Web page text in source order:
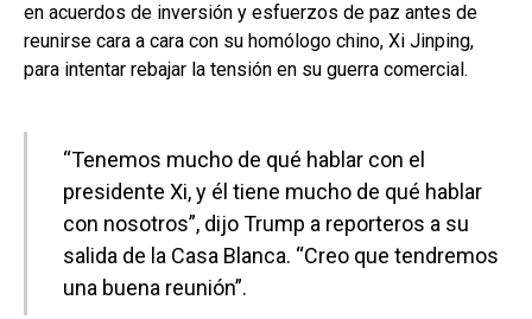
en acuerdos de inversión y esfuerzos de paz antes de
reunirse cara a cara con su homólogo chino, Xi Jinping,
para intentar rebajar la tensión en su guerra comercial.
“Tenemos mucho de qué hablar con el
presidente Xi, y él tiene mucho de qué hablar
con nosotros”, dijo Trump a reporteros a su
salida de la Casa Blanca. “Creo que tendremos
una buena reunión”.